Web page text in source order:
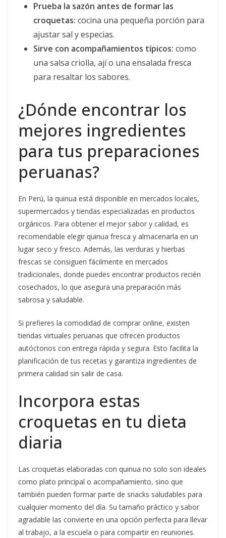
Prueba la sazón antes de formar las
croquetas: cocina una pequeña porción para
ajustar sal y especias.
Sirve con acompañamientos típicos: como
una salsa criolla, ají o una ensalada fresca
para resaltar los sabores.
¿Dónde encontrar los
mejores ingredientes
para tus preparaciones
peruanas?
En Perú, la quinua está disponible en mercados locales,
supermercados y tiendas especializadas en productos
orgánicos. Para obtener el mejor sabor y calidad, es
recomendable elegir quinua fresca y almacenarla en un
lugar seco y fresco. Además, las verduras y hierbas
frescas se consiguen fácilmente en mercados
tradicionales, donde puedes encontrar productos recién
cosechados, lo que asegura una preparación más
sabrosa y saludable.
Si prefieres la comodidad de comprar online, existen
tiendas virtuales peruanas que ofrecen productos
autóctonos con entrega rápida y segura. Esto facilita la
planificación de tus recetas y garantiza ingredientes de
primera calidad sin salir de casa.
Incorpora estas
croquetas en tu dieta
diaria
Las croquetas elaboradas con quinua no solo son ideales
como plato principal o acompañamiento, sino que
también pueden formar parte de snacks saludables para
cualquier momento del día. Su tamaño práctico y sabor
agradable las convierte en una opción perfecta para llevar
al trabajo, a la escuela o para compartir en reuniones.